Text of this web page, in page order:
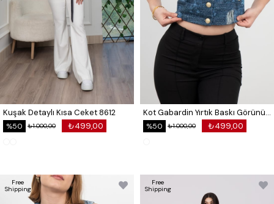
Kuşak Detaylı Kısa Ceket 8612
₺499,00
₺1.000,00
%50
Kot Gabardin Yırtık Baskı Görünümlü Kısa Yelek 9131
₺499,00
₺1.000,00
%50
Free
Shipping
Free
Shipping